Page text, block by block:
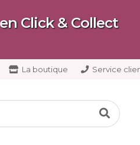
Click & Collect
La boutique Service